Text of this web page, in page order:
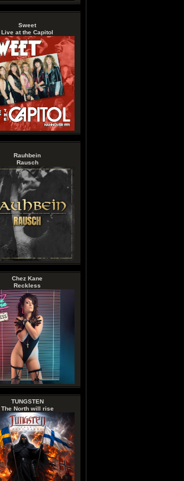
Sweet
Live at the Capitol
Rauhbein
Rausch
Chez Kane
Reckless
TUNGSTEN
The North will rise